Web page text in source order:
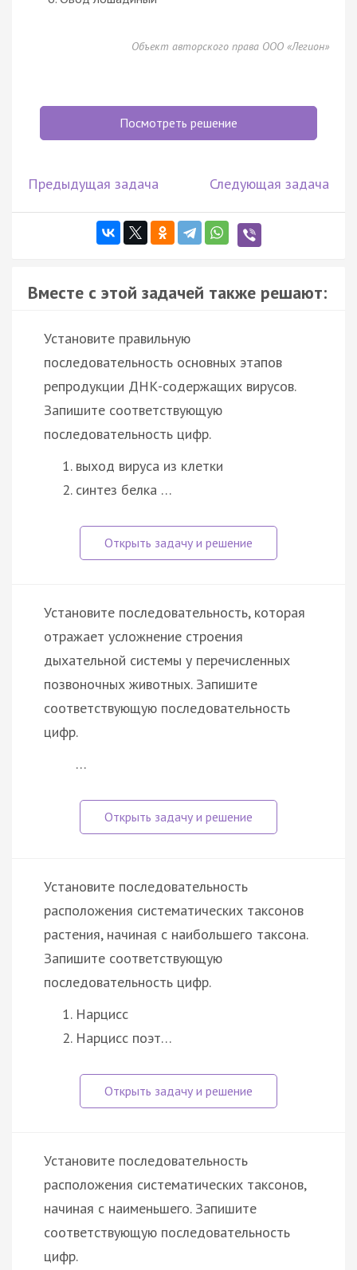
Объект авторского права ООО «Легион»
Посмотреть решение
Предыдущая задача Следующая задача
Вместе с этой задачей также решают:
Установите правильную
последовательность основных этапов
репродукции ДНК-содержащих вирусов.
Запишите соответствующую
последовательность цифр.
выход вируса из клетки
синтез белка …
Установите последовательность, которая
отражает усложнение строения
дыхательной системы у перечисленных
позвоночных животных. Запишите
соответствующую последовательность
цифр.
…
Установите последовательность
расположения систематических таксонов
растения, начиная с наибольшего таксона.
Запишите соответствующую
последовательность цифр.
Нарцисс
Нарцисс поэт…
Установите последовательность
расположения систематических таксонов,
начиная с наименьшего. Запишите
соответствующую последовательность
цифр.